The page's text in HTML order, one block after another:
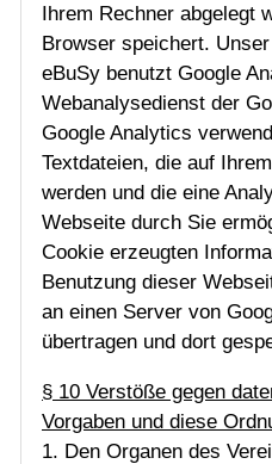
Ihrem Rechner abgelegt
Browser speichert.
eBuSy benutzt Google
Webanalysedienst der
Google Analytics
Textdateien, die auf
werden und die eine
Webseite durch Sie
Cookie erzeugten
Benutzung dieser
an einen Server von
übertragen und dort
§ 10 Verstöße gegen
Vorgaben und diese
1. Den Organen des